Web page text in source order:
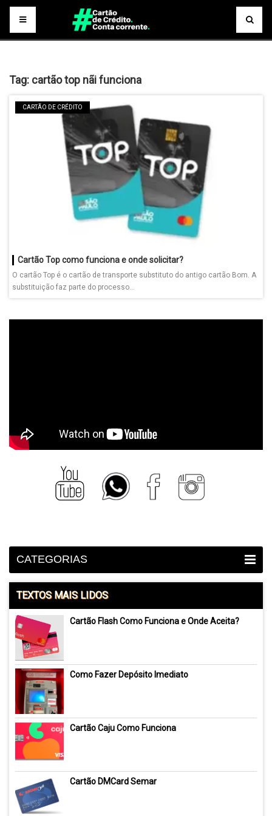
Tag: cartão top nãi funciona
CARTÃO DE CRÉDITO
Cartão Top como funciona e onde solicitar?
O cartão Top é o cartão de transporte substituto do antigo cartão Bom. A
substituição faz parte do processo...
CATEGORIAS
TEXTOS MAIS LIDOS
Cartão Flash Como Funciona e Onde Aceita?
Como Fazer Depósito Imediato
Cartão Caju Como Funciona
Cartão DMCard Semar